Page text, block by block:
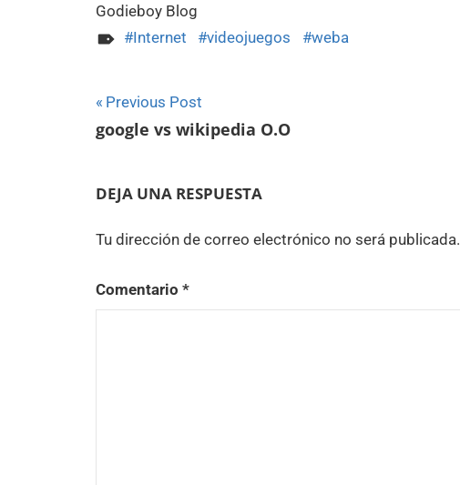
Godieboy Blog
Internet
videojuegos weba
Navegación
de
Previous Post
google vs wikipedia O.O
DEJA UNA RESPUESTA
Tu dirección de correo electrónico no será publicada.
Comentario *